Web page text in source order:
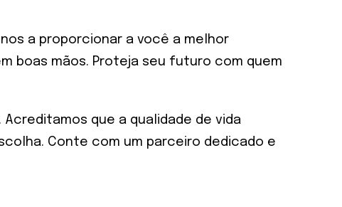
a proporcionar a você a melhor
boas mãos. Proteja seu futuro com quem
que a qualidade de vida
Conte com um parceiro dedicado e